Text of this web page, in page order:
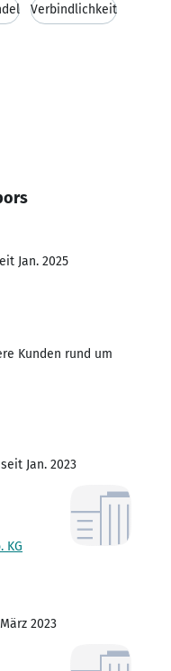
Verbindlichkeit
Jan. 2025
Kunden rund um
Jan. 2023
KG
2023